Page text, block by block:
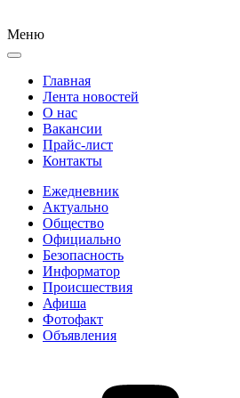
Меню
Главная
Лента новостей
О нас
Вакансии
Прайс-лист
Контакты
Ежедневник
Актуально
Общество
Официально
Безопасность
Информатор
Происшествия
Афиша
Фотофакт
Объявления